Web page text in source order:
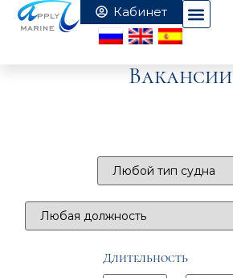
Вакансии
Длительность